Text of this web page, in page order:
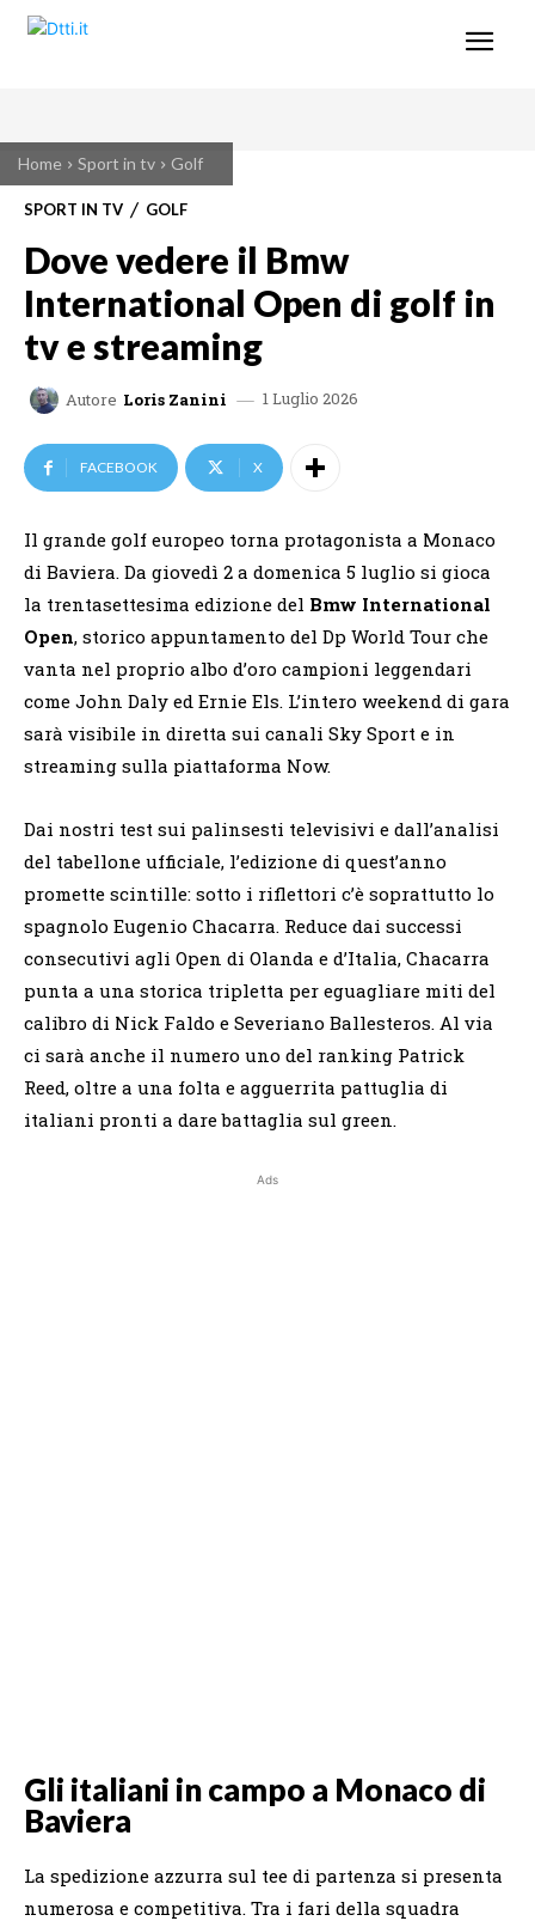
Home Sport in tv Golf
SPORT IN TV GOLF
Dove vedere il Bmw
International Open di golf in
tv e streaming
Autore Loris Zanini 1 Luglio 2026
FACEBOOK X
Il grande golf europeo torna protagonista a Monaco
di Baviera. Da giovedì 2 a domenica 5 luglio si gioca
la trentasettesima edizione del Bmw International
Open, storico appuntamento del Dp World Tour che
vanta nel proprio albo d’oro campioni leggendari
come John Daly ed Ernie Els. L’intero weekend di gara
sarà visibile in diretta sui canali Sky Sport e in
streaming sulla piattaforma Now.
Dai nostri test sui palinsesti televisivi e dall’analisi
del tabellone ufficiale, l’edizione di quest’anno
promette scintille: sotto i riflettori c’è soprattutto lo
spagnolo Eugenio Chacarra. Reduce dai successi
consecutivi agli Open di Olanda e d’Italia, Chacarra
punta a una storica tripletta per eguagliare miti del
calibro di Nick Faldo e Severiano Ballesteros. Al via
ci sarà anche il numero uno del ranking Patrick
Reed, oltre a una folta e agguerrita pattuglia di
italiani pronti a dare battaglia sul green.
Ads
Gli italiani in campo a Monaco di
Baviera
La spedizione azzurra sul tee di partenza si presenta
numerosa e competitiva. Tra i fari della squadra